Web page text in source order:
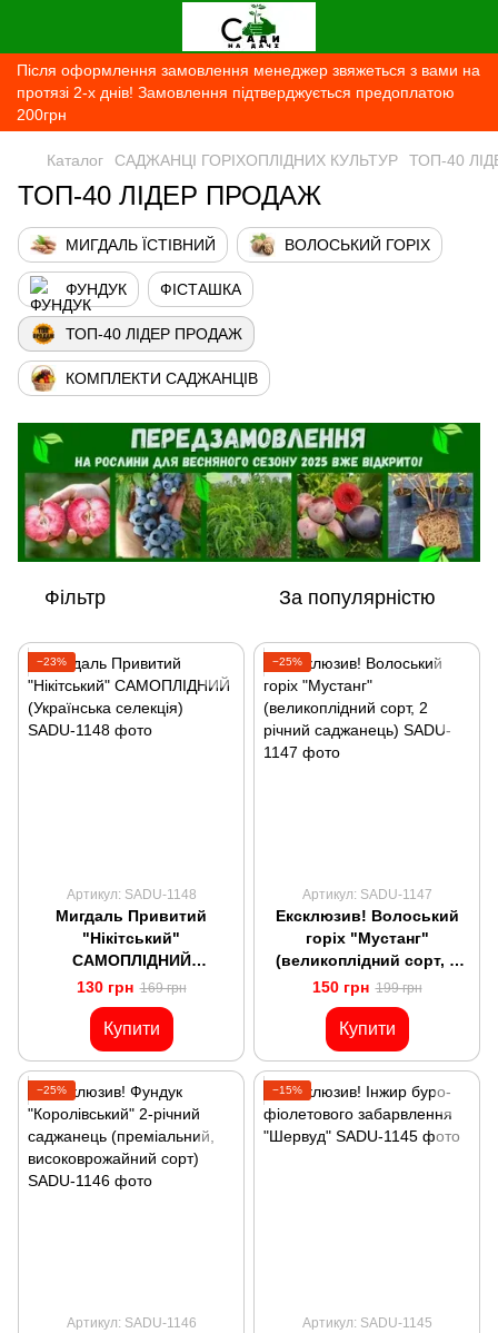
Після оформлення замовлення менеджер звяжеться з вами на
протязі 2-х днів! Замовлення підтверджується предоплатою
200грн
Каталог САДЖАНЦІ ГОРІХОПЛІДНИХ КУЛЬТУР ТОП-40
ТОП-40 ЛІДЕР ПРОДАЖ
МИГДАЛЬ ЇСТІВНИЙ ВОЛОСЬКИЙ ГОРІХ
ФУНДУК ФІСТАШКА
ТОП-40 ЛІДЕР ПРОДАЖ
КОМПЛЕКТИ САДЖАНЦІВ
Фільтр За популярністю
−23%
Артикул: SADU-1148
Мигдаль Привитий
"Нікітський"
САМОПЛІДНИЙ
(Українська селекція)
130 грн 169 грн
Купити
−25%
Артикул: SADU-1147
Ексклюзив! Волоський
горіх "Мустанг"
(великоплідний сорт, 2
річний саджанець)
150 грн 199 грн
Купити
−25%
Артикул: SADU-1146
−15%
Артикул: SADU-1145